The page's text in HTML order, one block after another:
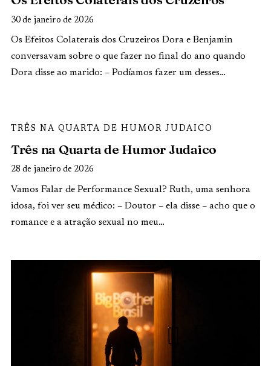
30 de janeiro de 2026
Os Efeitos Colaterais dos Cruzeiros Dora e Benjamin
conversavam sobre o que fazer no final do ano quando
Dora disse ao marido: – Podíamos fazer um desses…
TRÊS NA QUARTA DE HUMOR JUDAICO
Três na Quarta de Humor Judaico
28 de janeiro de 2026
Vamos Falar de Performance Sexual? Ruth, uma senhora
idosa, foi ver seu médico: – Doutor – ela disse – acho que o
romance e a atração sexual no meu…